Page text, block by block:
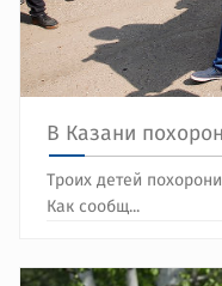
В Казани
Троих детей
Как сообщ...